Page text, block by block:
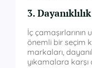
3.
İç
önemli bir seçim
markaları,
yıkamalara